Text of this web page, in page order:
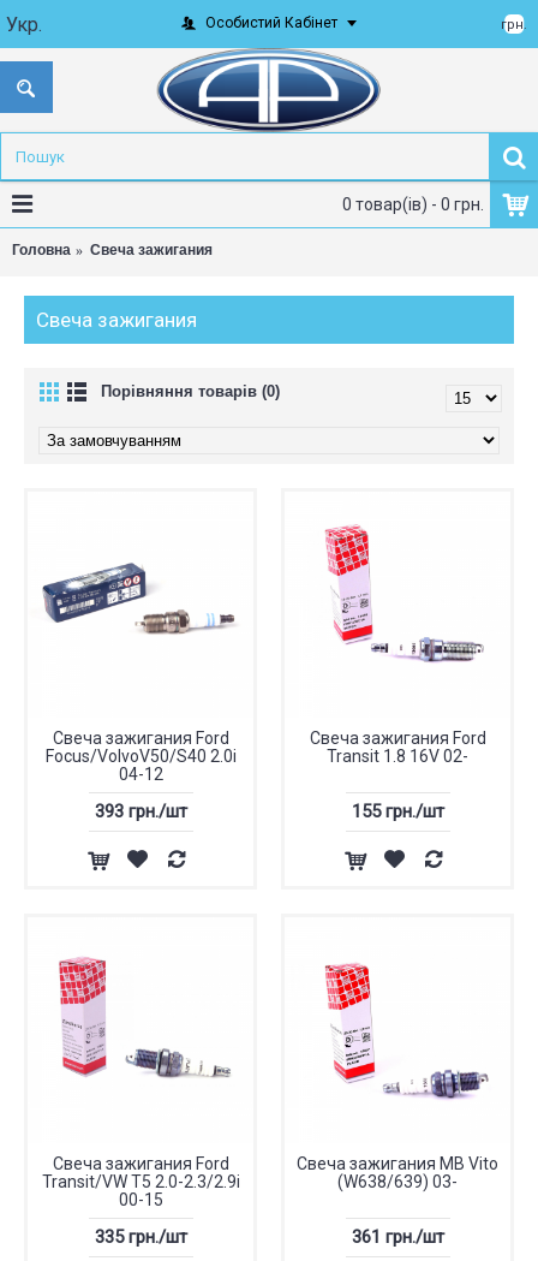
Укр. грн.
Особистий Кабінет
0 товар(ів) - 0 грн.
Головна Свеча зажигания
Свеча зажигания
Порівняння товарів (0)
Свеча зажигания Ford
Focus/VolvoV50/S40 2.0i
04-12
393 грн./шт
Свеча зажигания Ford
Transit 1.8 16V 02-
155 грн./шт
Свеча зажигания Ford
Transit/VW T5 2.0-2.3/2.9i
00-15
335 грн./шт
Свеча зажигания MB Vito
(W638/639) 03-
361 грн./шт